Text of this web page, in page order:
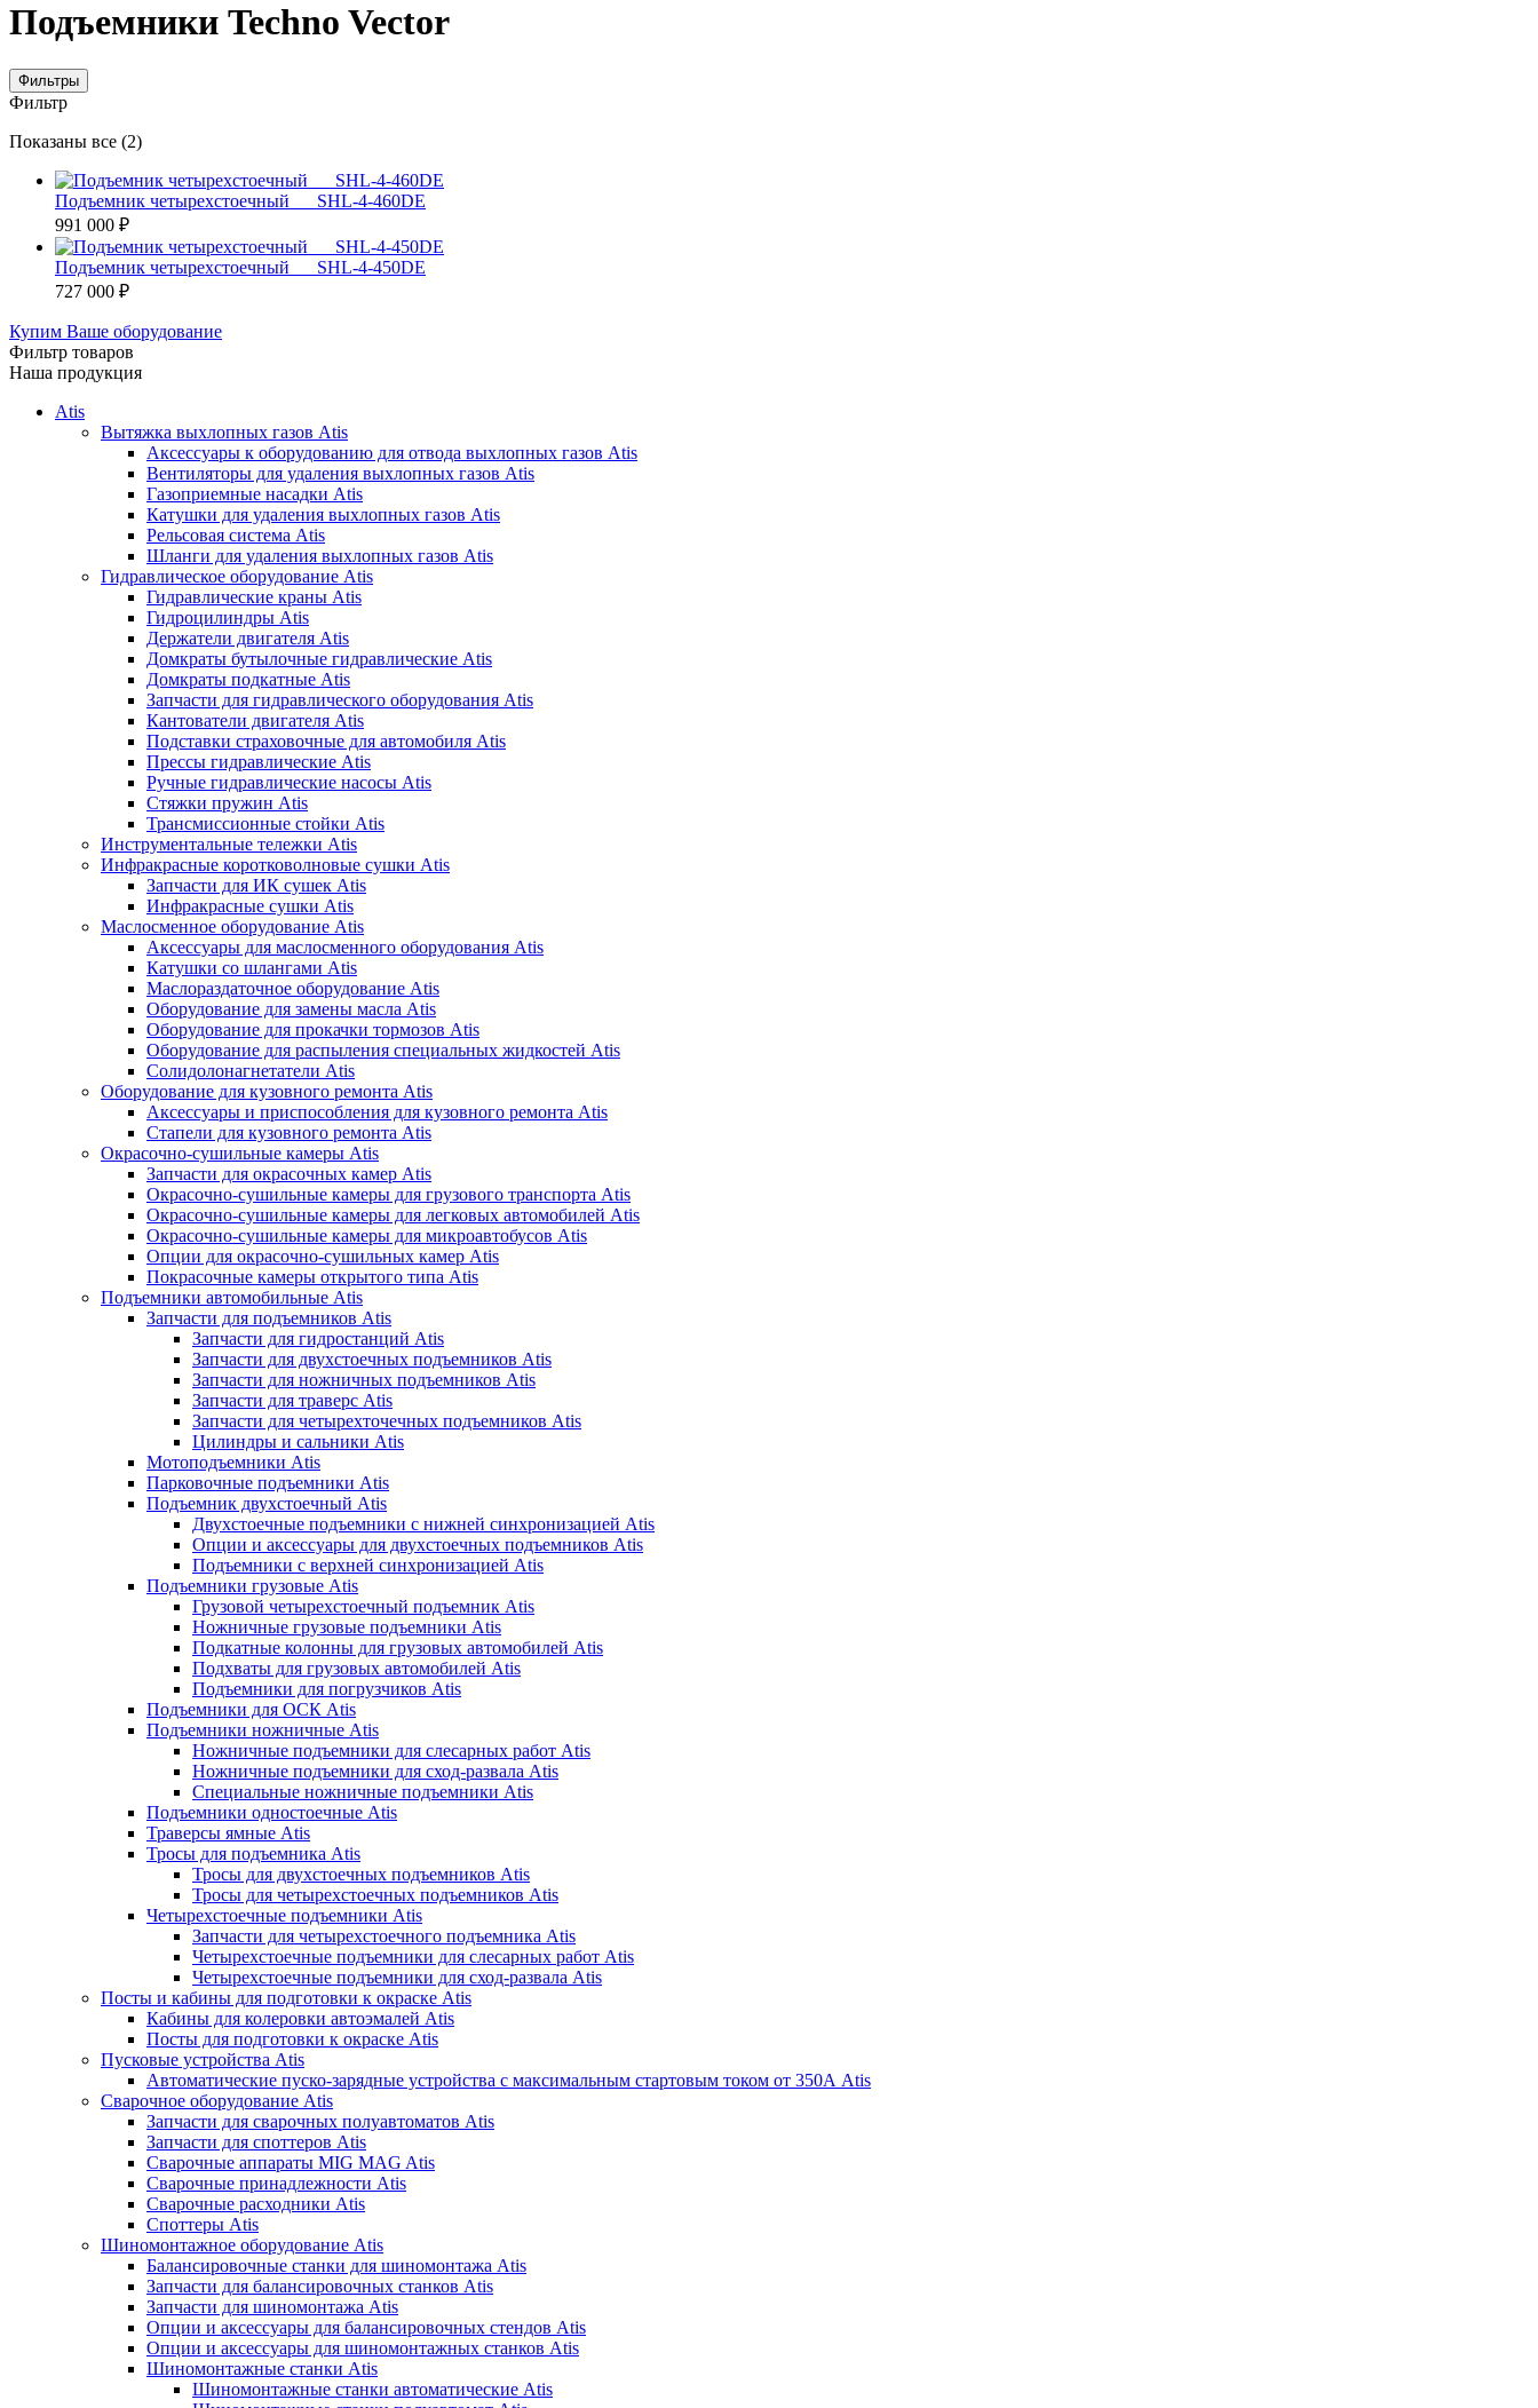
Подъемники Techno Vector
Фильтры
Фильтр
Показаны все (2)Цены:
убыванию
Подъемник четырехстоечный SHL-4-460DE
991 000 ₽
Подъемник четырехстоечный SHL-4-450DE
727 000 ₽
Купим Ваше оборудование
Фильтр товаров
Наша продукция
Atis
Вытяжка выхлопных газов Atis
Аксессуары к оборудованию для отвода выхлопных газов Atis
Вентиляторы для удаления выхлопных газов Atis
Газоприемные насадки Atis
Катушки для удаления выхлопных газов Atis
Рельсовая система Atis
Шланги для удаления выхлопных газов Atis
Гидравлическое оборудование Atis
Гидравлические краны Atis
Гидроцилиндры Atis
Держатели двигателя Atis
Домкраты бутылочные гидравлические Atis
Домкраты подкатные Atis
Запчасти для гидравлического оборудования Atis
Кантователи двигателя Atis
Подставки страховочные для автомобиля Atis
Прессы гидравлические Atis
Ручные гидравлические насосы Atis
Стяжки пружин Atis
Трансмиссионные стойки Atis
Инструментальные тележки Atis
Инфракрасные коротковолновые сушки Atis
Запчасти для ИК сушек Atis
Инфракрасные сушки Atis
Маслосменное оборудование Atis
Аксессуары для маслосменного оборудования Atis
Катушки со шлангами Atis
Маслораздаточное оборудование Atis
Оборудование для замены масла Atis
Оборудование для прокачки тормозов Atis
Оборудование для распыления специальных жидкостей Atis
Солидолонагнетатели Atis
Оборудование для кузовного ремонта Atis
Аксессуары и приспособления для кузовного ремонта Atis
Стапели для кузовного ремонта Atis
Окрасочно-сушильные камеры Atis
Запчасти для окрасочных камер Atis
Окрасочно-сушильные камеры для грузового транспорта Atis
Окрасочно-сушильные камеры для легковых автомобилей Atis
Окрасочно-сушильные камеры для микроавтобусов Atis
Опции для окрасочно-сушильных камер Atis
Покрасочные камеры открытого типа Atis
Подъемники автомобильные Atis
Запчасти для подъемников Atis
Запчасти для гидростанций Atis
Запчасти для двухстоечных подъемников Atis
Запчасти для ножничных подъемников Atis
Запчасти для траверс Atis
Запчасти для четырехточечных подъемников Atis
Цилиндры и сальники Atis
Мотоподъемники Atis
Парковочные подъемники Atis
Подъемник двухстоечный Atis
Двухстоечные подъемники с нижней синхронизацией Atis
Опции и аксессуары для двухстоечных подъемников Atis
Подъемники с верхней синхронизацией Atis
Подъемники грузовые Atis
Грузовой четырехстоечный подъемник Atis
Ножничные грузовые подъемники Atis
Подкатные колонны для грузовых автомобилей Atis
Подхваты для грузовых автомобилей Atis
Подъемники для погрузчиков Atis
Подъемники для ОСК Atis
Подъемники ножничные Atis
Ножничные подъемники для слесарных работ Atis
Ножничные подъемники для сход-развала Atis
Специальные ножничные подъемники Atis
Подъемники одностоечные Atis
Траверсы ямные Atis
Тросы для подъемника Atis
Тросы для двухстоечных подъемников Atis
Тросы для четырехстоечных подъемников Atis
Четырехстоечные подъемники Atis
Запчасти для четырехстоечного подъемника Atis
Четырехстоечные подъемники для слесарных работ Atis
Четырехстоечные подъемники для сход-развала Atis
Посты и кабины для подготовки к окраске Atis
Кабины для колеровки автоэмалей Atis
Посты для подготовки к окраске Atis
Пусковые устройства Atis
Автоматические пуско-зарядные устройства с максимальным стартовым током от 350А Atis
Сварочное оборудование Atis
Запчасти для сварочных полуавтоматов Atis
Запчасти для споттеров Atis
Сварочные аппараты MIG MAG Atis
Сварочные принадлежности Atis
Сварочные расходники Atis
Споттеры Atis
Шиномонтажное оборудование Atis
Балансировочные станки для шиномонтажа Atis
Запчасти для балансировочных станков Atis
Запчасти для шиномонтажа Atis
Опции и аксессуары для балансировочных стендов Atis
Опции и аксессуары для шиномонтажных станков Atis
Шиномонтажные станки Atis
Шиномонтажные станки автоматические Atis